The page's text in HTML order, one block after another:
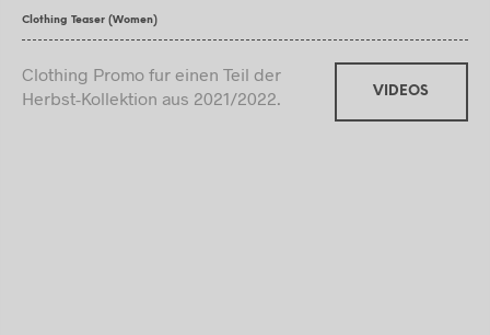
Clothing Teaser (Women)
Clothing Promo fur einen Teil der
Herbst-Kollektion aus 2021/2022.
VIDEOS